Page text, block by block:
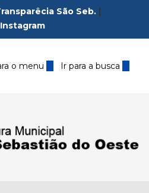
São Seb. |
Instagram
o menu 2 Ir para a busca3